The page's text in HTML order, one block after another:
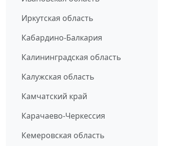
Иркутская область
Кабардино-Балкария
Калининградская область
Калужская область
Камчатский край
Карачаево-Черкессия
Кемеровская область